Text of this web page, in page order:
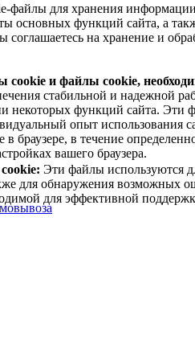
файлы для хранения
основных функций сайта, а
на хранение и
и файлы cookie,
стабильной и надежной
некоторых функций сайта. Эти
опыт использования
в браузере, в течение
вашего браузера.
Эти файлы используются
для обнаружения возможных
для эффективной